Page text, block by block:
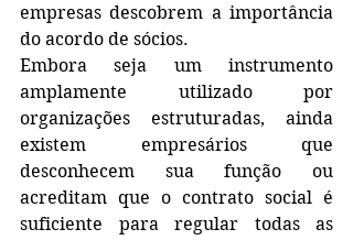
empresas descobrem a importância
do acordo de sócios.
Embora seja um instrumento
amplamente utilizado por
organizações estruturadas, ainda
existem empresários que
desconhecem sua função ou
acreditam que o contrato social é
suficiente para regular todas as